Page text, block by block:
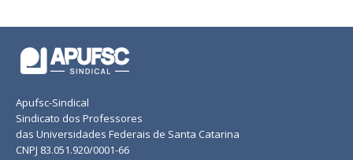
Apufsc-Sindical
Sindicato dos Professores
das Universidades Federais de Santa Catarina
CNPJ 83.051.920/0001-66